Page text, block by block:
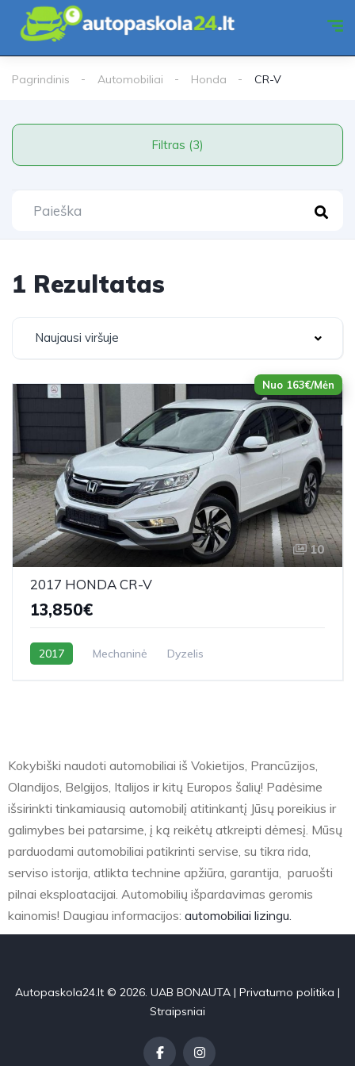
Pagrindinis Automobiliai Honda CR-V
Filtras (3)
1 Rezultatas
Naujausi viršuje
Nuo 163€/Mėn
10
2017 HONDA CR-V
13,850€
2017 Mechaninė Dyzelis
Kokybiški naudoti automobiliai iš Vokietijos, Prancūzijos,
Olandijos, Belgijos, Italijos ir kitų Europos šalių! Padėsime
išsirinkti tinkamiausią automobilį atitinkantį Jūsų poreikius ir
galimybes bei patarsime, į ką reikėtų atkreipti dėmesį. Mūsų
parduodami automobiliai patikrinti servise, su tikra rida,
serviso istorija, atlikta technine apžiūra, garantija, paruošti
pilnai eksploatacijai. Automobilių išpardavimas geromis
kainomis! Daugiau informacijos: automobiliai lizingu.
Autopaskola24.lt © 2026. UAB BONAUTA | Privatumo politika |
Straipsniai